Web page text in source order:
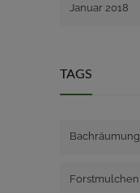
Januar 2018
TAGS
Bachräumung
Forstmulchen